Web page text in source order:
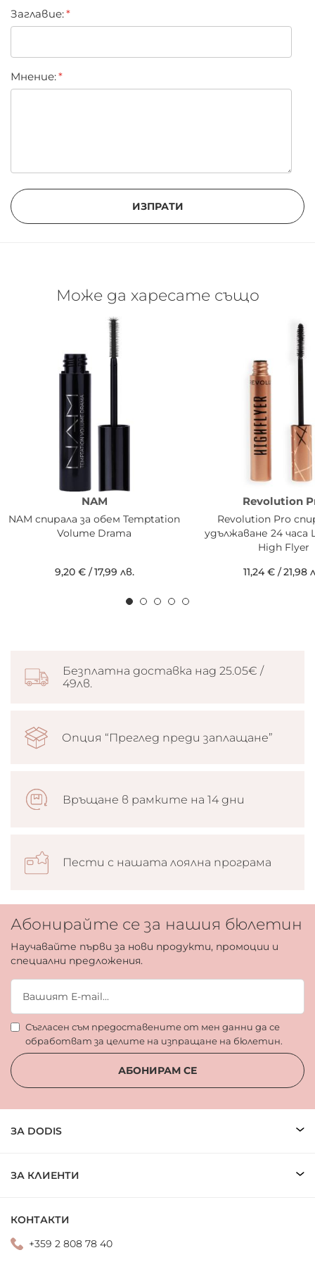
Заглавиe:
Мнение:
ИЗПРАТИ
Може да харесате също
NAM
NAM спирала за обем Temptation
Volume Drama
9,20 €/17,99 лв.
Revolution
Revolution Pro
удължаване 24 часа
High Flyer
11,24 €/21,98
Безплатна доставка над 25.05€ /
49лв.
Опция “Преглед преди заплащане”
Връщане в рамките на 14 дни
Пести с нашата лоялна програма
Абонирайте се за нашия бюлетин
Научавайте първи за нови продукти, промоции и
специални предложения.
Съгласен съм предоставените от мен данни да се
обработват за целите на изпращане на бюлетин.
АБОНИРАМ СЕ
ЗА DODIS
ЗА КЛИЕНТИ
КОНТАКТИ
+359 2 808 78 40